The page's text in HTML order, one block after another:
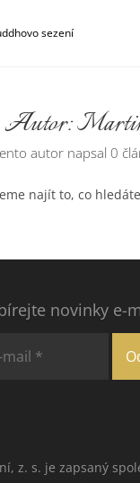
sezení
Autor:
autor napsal 0
najít to, co
novinky e-
z. s. je zapsaný